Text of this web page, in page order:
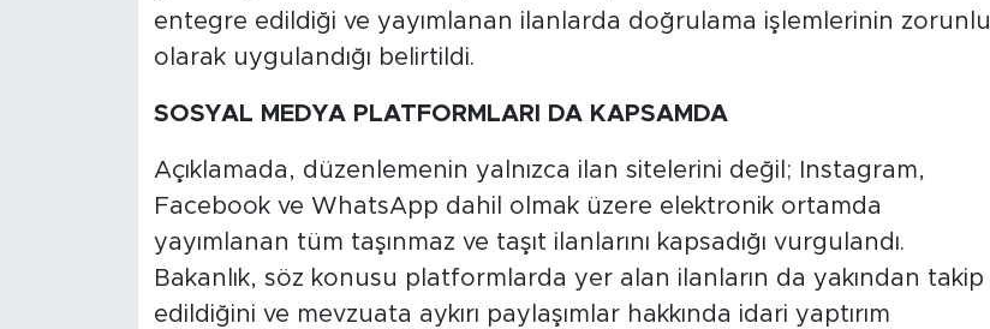
entegre edildiği ve yayımlanan ilanlarda doğrulama işlemlerinin zorunlu
olarak uygulandığı belirtildi.
SOSYAL MEDYA PLATFORMLARI DA KAPSAMDA
Açıklamada, düzenlemenin yalnızca ilan sitelerini değil; Instagram,
Facebook ve WhatsApp dahil olmak üzere elektronik ortamda
yayımlanan tüm taşınmaz ve taşıt ilanlarını kapsadığı vurgulandı.
Bakanlık, söz konusu platformlarda yer alan ilanların da yakından takip
edildiğini ve mevzuata aykırı paylaşımlar hakkında idari yaptırım